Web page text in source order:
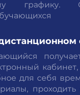
графику.
для себя
проходить